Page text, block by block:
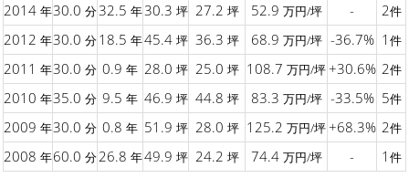
2014 年30.0 分32.5 年30.3 坪 27.2 坪 52.9 万円/坪 - 2件
2012 年30.0 分18.5 年45.4 坪 36.3 坪 68.9 万円/坪 -36.7% 1 件
2011 年30.0 分 0.9 年 28.0 坪 25.0 坪 108.7 万円/坪+30.6% 2件
2010 年35.0 分 9.5 年 46.9 坪 44.8 坪 83.3 万円/坪 -33.5% 5件
2009 年30.0 分 0.8 年 51.9 坪 28.0 坪 125.2 万円/坪+68.3% 2件
2008 年60.0 分26.8 年49.9 坪 24.2 坪 74.4 万円/坪 - 1 件